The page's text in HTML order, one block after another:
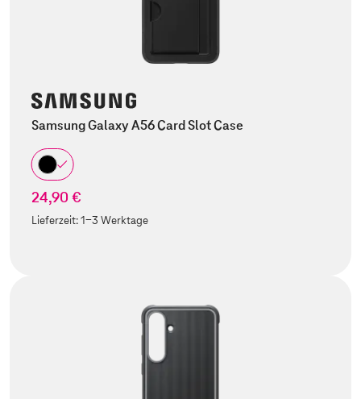
Samsung Galaxy A56 Card Slot Case
24,90 €
Lieferzeit:1-3 Werktage